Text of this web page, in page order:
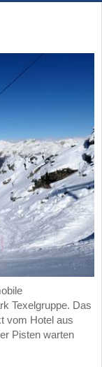
Texelgruppe. Das
vom Hotel aus
Pisten warten